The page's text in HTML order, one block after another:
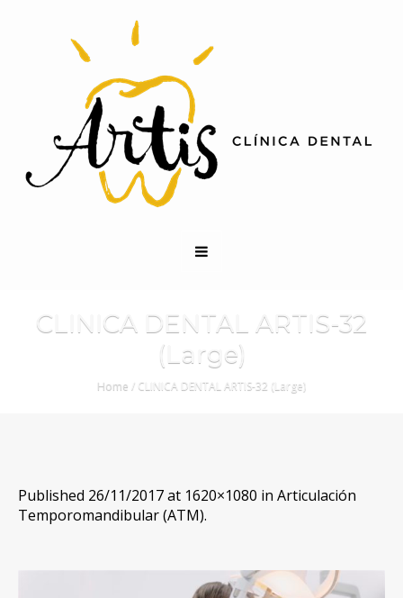
CLINICA DENTAL ARTIS-32
(Large)
Home / CLINICA DENTAL ARTIS-32 (Large)
Published 26/11/2017at 1620×1080 in Articulación
Temporomandibular (ATM).